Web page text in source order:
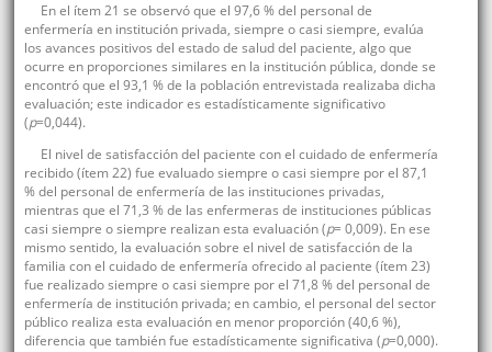
En el ítem 21 se observó que el 97,6 % del personal de
enfermería en institución privada, siempre o casi siempre, evalúa
los avances positivos del estado de salud del paciente, algo que
ocurre en proporciones similares en la institución pública, donde se
encontró que el 93,1 % de la población entrevistada realizaba dicha
evaluación; este indicador es estadísticamente significativo
(p=0,044).
El nivel de satisfacción del paciente con el cuidado de enfermería
recibido (ítem 22) fue evaluado siempre o casi siempre por el 87,1
% del personal de enfermería de las instituciones privadas,
mientras que el 71,3 % de las enfermeras de instituciones públicas
casi siempre o siempre realizan esta evaluación (p= 0,009). En ese
mismo sentido, la evaluación sobre el nivel de satisfacción de la
familia con el cuidado de enfermería ofrecido al paciente (ítem 23)
fue realizado siempre o casi siempre por el 71,8 % del personal de
enfermería de institución privada; en cambio, el personal del sector
público realiza esta evaluación en menor proporción (40,6 %),
diferencia que también fue estadísticamente significativa (p=0,000).